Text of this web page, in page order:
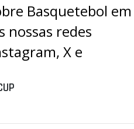
Basquetebol em
nossas redes
, X e